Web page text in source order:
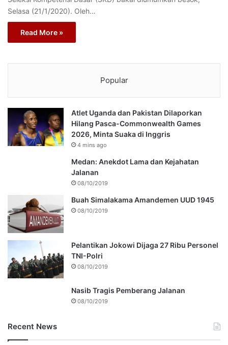
Selasa (21/1/2020). Oleh…
Read More »
Popular
Atlet Uganda dan Pakistan Dilaporkan
Hilang Pasca-Commonwealth Games
2026, Minta Suaka di Inggris
4 mins ago
Medan: Anekdot Lama dan Kejahatan
Jalanan
08/10/2019
Buah Simalakama Amandemen UUD 1945
08/10/2019
Pelantikan Jokowi Dijaga 27 Ribu Personel
TNI-Polri
08/10/2019
Nasib Tragis Pemberang Jalanan
08/10/2019
Recent News